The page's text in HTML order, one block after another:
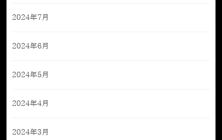
2024年7月
2024年6月
2024年5月
2024年4月
2024年3月